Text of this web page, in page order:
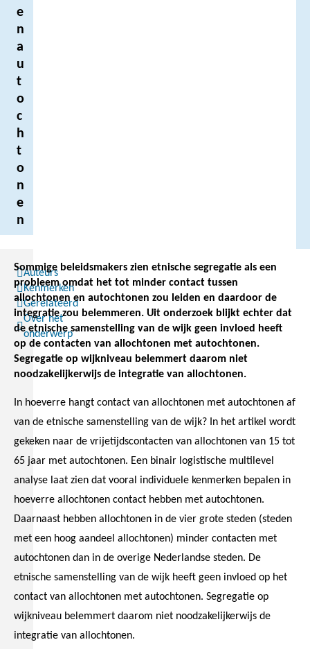
e
n
a
u
t
o
c
h
t
o
n
e
n
Auteurs
Kenmerken
Gerelateerd
Over het
onderwerp
Sommige beleidsmakers zien etnische segregatie als een
probleem omdat het tot minder contact tussen
allochtonen en autochtonen zou leiden en daardoor de
integratie zou belemmeren. Uit onderzoek blijkt echter dat
de etnische samenstelling van de wijk geen invloed heeft
op de contacten van allochtonen met autochtonen.
Segregatie op wijkniveau belemmert daarom niet
noodzakelijkerwijs de integratie van allochtonen.
In hoeverre hangt contact van allochtonen met autochtonen af
van de etnische samenstelling van de wijk? In het artikel wordt
gekeken naar de vrijetijdscontacten van allochtonen van 15 tot
65 jaar met autochtonen. Een binair logistische multilevel
analyse laat zien dat vooral individuele kenmerken bepalen in
hoeverre allochtonen contact hebben met autochtonen.
Daarnaast hebben allochtonen in de vier grote steden (steden
met een hoog aandeel allochtonen) minder contacten met
autochtonen dan in de overige Nederlandse steden. De
etnische samenstelling van de wijk heeft geen invloed op het
contact van allochtonen met autochtonen. Segregatie op
wijkniveau belemmert daarom niet noodzakelijkerwijs de
integratie van allochtonen.